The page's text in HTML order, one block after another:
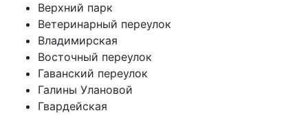
Верхний парк
Ветеринарный переулок
Владимирская
Восточный переулок
Гаванский переулок
Галины Улановой
Гвардейская